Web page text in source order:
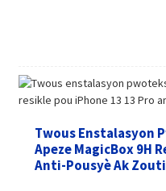
Twous Enstalasyon
Apeze MagicBox 9H
Anti-Pousyè Ak